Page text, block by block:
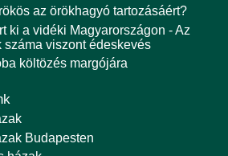
az örökhagyó tartozásáért?
ki a vidéki Magyarországon - Az
száma viszont édeskevés
költözés margójára
Budapesten